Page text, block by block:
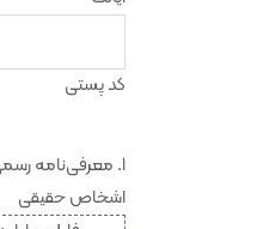
کد پستی
1. معرفی‌نامه
اشخاص حقیقی